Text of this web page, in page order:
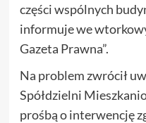
części wspólnych
informuje we
Gazeta Prawna”.
Na problem zwrócił
Spółdzielni
prośbą o interwencję